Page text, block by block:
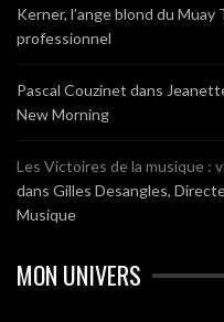
Kerner, l’ange blond du
professionnel
Pascal Couzinet dans
New Morning
Les Victoires de la musique :
dans Gilles Desangles,
Musique
MON UNIVERS